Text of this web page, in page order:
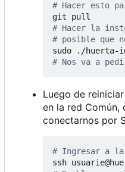
# Hacer esto
# Hacer la
# posible que
# Nos va a
Luego de
en la red Común,
conectarnos por
# Ingresar a la
ssh